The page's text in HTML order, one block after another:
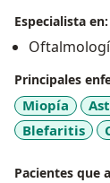
Oftalmología
Especialista en:
Principales
Miopía
Blefaritis
Pacientes que